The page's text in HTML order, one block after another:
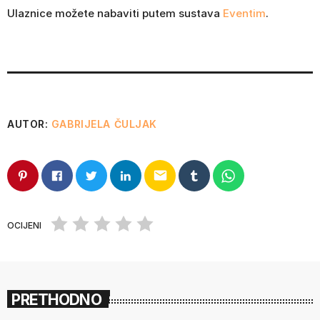
Ulaznice možete nabaviti putem sustava Eventim.
AUTOR: GABRIJELA ČULJAK
email
OCIJENI
PRETHODNO